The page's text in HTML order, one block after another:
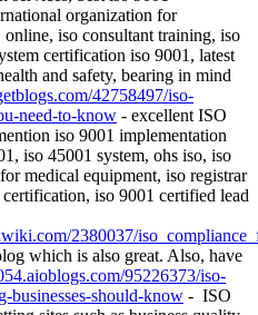
organization for
iso consultant training, iso
certification iso 9001, latest
and safety, bearing in mind
42758497/iso-
need-to-know - excellent ISO
iso 9001 implementation
iso 45001 system, ohs iso, iso
medical equipment, iso registrar
iso 9001 certified lead
2380037/
which is also great. Also, have
95226373/iso-
businesses-should-know - ISO